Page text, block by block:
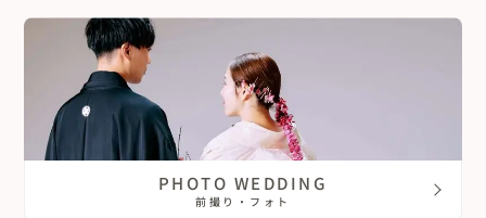
PHOTO WEDDING
前撮り・フォト